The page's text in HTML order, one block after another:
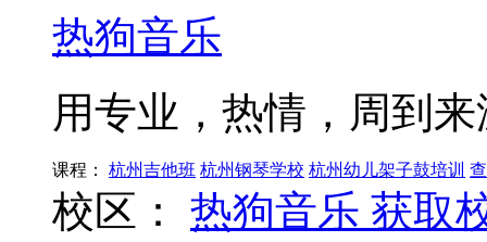
热狗音乐
用专业，热情，周到
课程： 杭州吉他班 杭州钢琴学校 杭州幼儿架子鼓培训
校区： 热狗音乐 获取